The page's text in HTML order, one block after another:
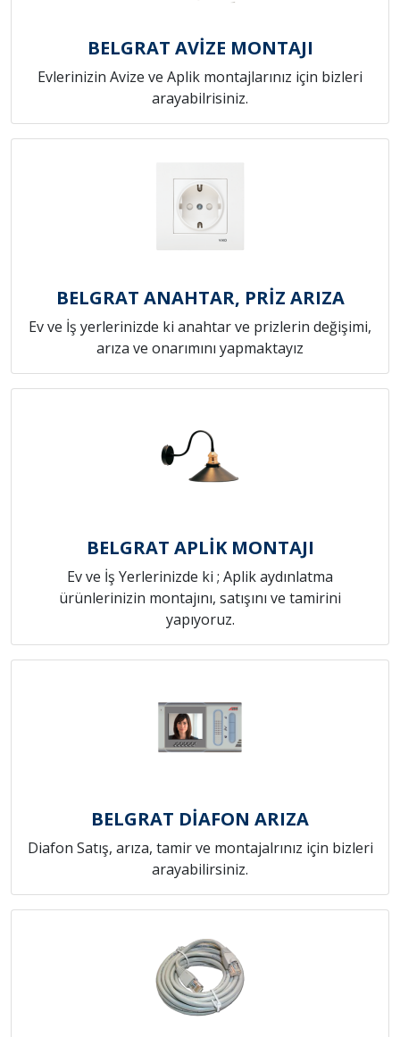
BELGRAT AVİZE MONTAJI
Evlerinizin Avize ve Aplik montajlarınız için bizleri
arayabilrisiniz.
BELGRAT ANAHTAR, PRİZ ARIZA
Ev ve İş yerlerinizde ki anahtar ve prizlerin değişimi,
arıza ve onarımını yapmaktayız
BELGRAT APLİK MONTAJI
Ev ve İş Yerlerinizde ki ; Aplik aydınlatma
ürünlerinizin montajını, satışını ve tamirini
yapıyoruz.
BELGRAT DİAFON ARIZA
Diafon Satış, arıza, tamir ve montajalrınız için bizleri
arayabilirsiniz.